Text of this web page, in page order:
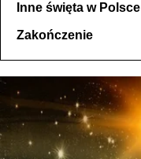
Inne święta w Polsce
Zakończenie